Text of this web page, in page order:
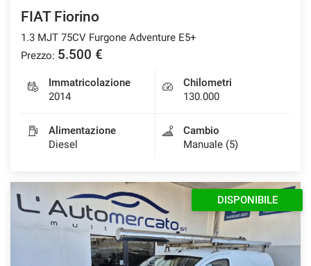
FIAT Fiorino
1.3 MJT 75CV Furgone Adventure E5+
Prezzo: 5.500 €
Immatricolazione
2014
Chilometri
130.000
Alimentazione
Diesel
Cambio
Manuale (5)
DISPONIBILE